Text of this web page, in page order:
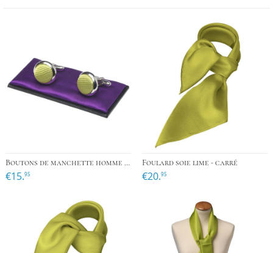
Boutons de manchette homme lime
€15.95
Foulard soie lime - carré
€20.95